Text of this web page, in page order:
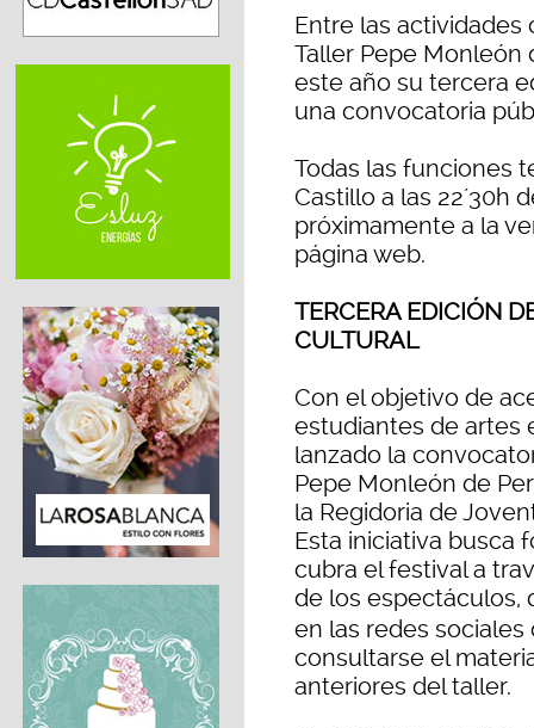
Entre las
Taller Pepe Monleón
este año su tercera
una convocatoria
Todas las funciones
Castillo a las 22´30h
próximamente a la
página web.
TERCERA EDICIÓN
CULTURAL
Con el objetivo de
estudiantes de artes
lanzado la
Pepe Monleón de
la Regidoria de
Esta iniciativa busca
cubra el festival a
de los espectáculos,
en las redes
consultarse el
anteriores del taller.